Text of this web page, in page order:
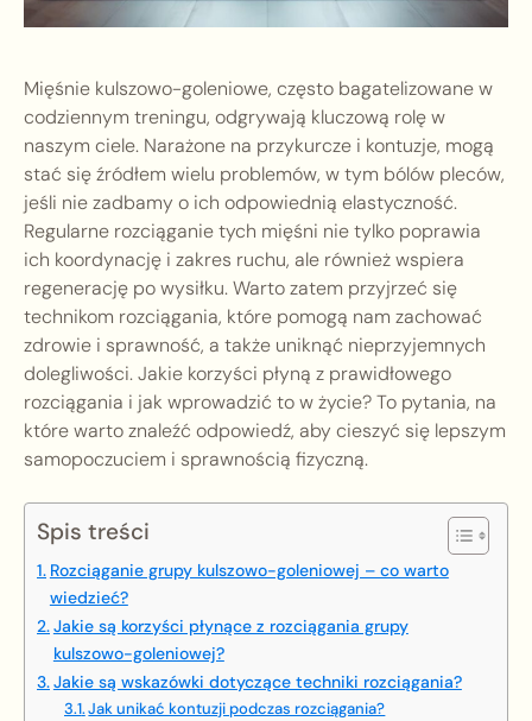
Mięśnie kulszowo-goleniowe, często bagatelizowane w
codziennym treningu, odgrywają kluczową rolę w
naszym ciele. Narażone na przykurcze i kontuzje, mogą
stać się źródłem wielu problemów, w tym bólów pleców,
jeśli nie zadbamy o ich odpowiednią elastyczność.
Regularne rozciąganie tych mięśni nie tylko poprawia
ich koordynację i zakres ruchu, ale również wspiera
regenerację po wysiłku. Warto zatem przyjrzeć się
technikom rozciągania, które pomogą nam zachować
zdrowie i sprawność, a także uniknąć nieprzyjemnych
dolegliwości. Jakie korzyści płyną z prawidłowego
rozciągania i jak wprowadzić to w życie? To pytania, na
które warto znaleźć odpowiedź, aby cieszyć się lepszym
samopoczuciem i sprawnością fizyczną.
Spis treści
Rozciąganie grupy kulszowo-goleniowej – co warto
wiedzieć?
Jakie są korzyści płynące z rozciągania grupy
kulszowo-goleniowej?
Jakie są wskazówki dotyczące techniki rozciągania?
Jak unikać kontuzji podczas rozciągania?